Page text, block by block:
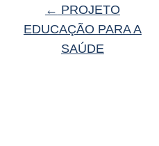
← PROJETO
EDUCAÇÃO PARA A
SAÚDE